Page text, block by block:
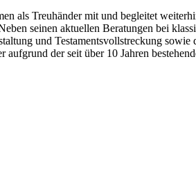
als Treuhänder mit und begleitet
seinen aktuellen Beratungen bei
und Testamentsvollstreckung sowie
der seit über 10 Jahren